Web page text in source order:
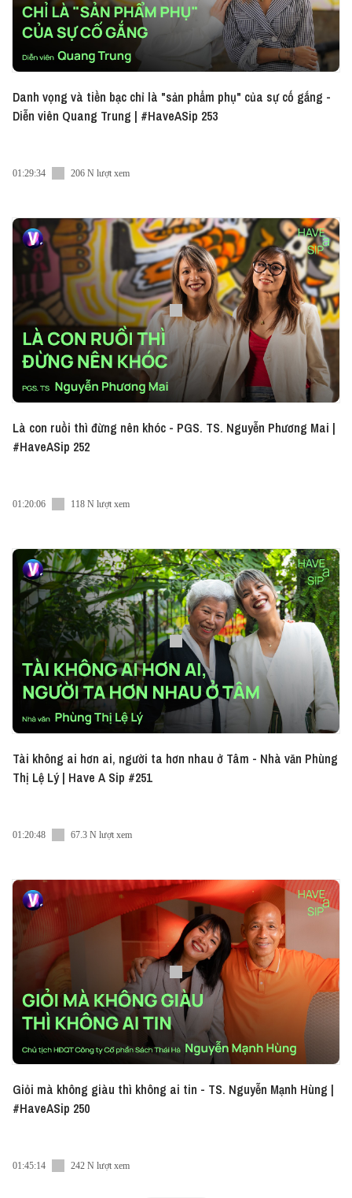
#PhucHoiHuTon
Danh vọng và tiền bạc chỉ là "sản phẩm phụ" của sự cố gắng -
Diễn viên Quang Trung | #HaveASip 253
01:29:34 206 N lượt xem
Là con ruồi thì đừng nên khóc - PGS. TS. Nguyễn Phương Mai |
#HaveASip 252
01:20:06 118 N lượt xem
Tài không ai hơn ai, người ta hơn nhau ở Tâm - Nhà văn Phùng
Thị Lệ Lý | Have A Sip #251
01:20:48 67.3 N lượt xem
Giỏi mà không giàu thì không ai tin - TS. Nguyễn Mạnh Hùng |
#HaveASip 250
01:45:14 242 N lượt xem